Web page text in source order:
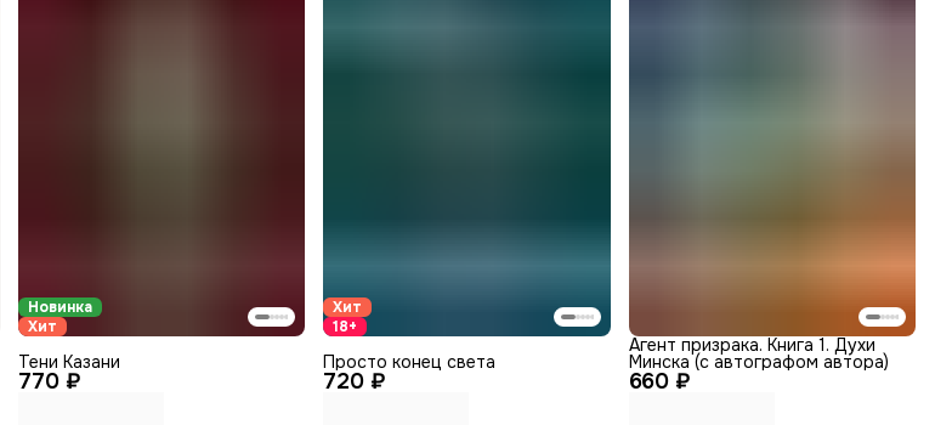
Новинка
Хит
770 ₽
Тени Казани
Хит
18+
720 ₽
Просто конец света
660 ₽
Агент призрака. Книга 1. Духи
Минска (с автографом автора)